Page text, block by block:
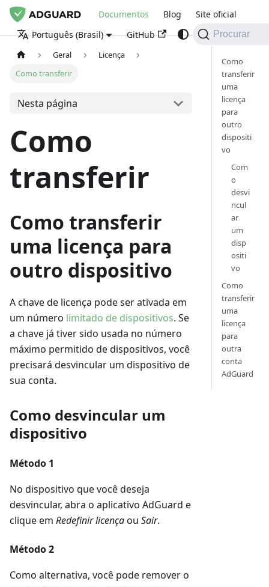
Documentos Blog
Site oficial
Português (Brasil)
GitHub Procurar
Geral
Licença
Como transferir
Nesta página
Como
transferir
Como transferir
uma licença para
outro dispositivo
A chave de licença pode ser ativada em
um número limitado de dispositivos. Se
a chave já tiver sido usada no número
máximo permitido de dispositivos, você
precisará desvincular um dispositivo de
sua conta.
Como desvincular um
dispositivo
Método 1
No dispositivo que você deseja
desvincular, abra o aplicativo AdGuard e
clique em Redefinir licençaou Sair.
Método 2
Como alternativa, você pode remover o
Como
transferir
uma
licença
para
outro
dispositi
vo
Com
o
desvi
ncul
ar
um
disp
ositi
vo
Como
transferir
uma
licença
para
outra
conta
AdGuard